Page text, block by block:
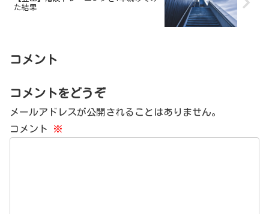
た結果
コメント
コメントをどうぞ
メールアドレスが公開されることはありません。
コメント
※